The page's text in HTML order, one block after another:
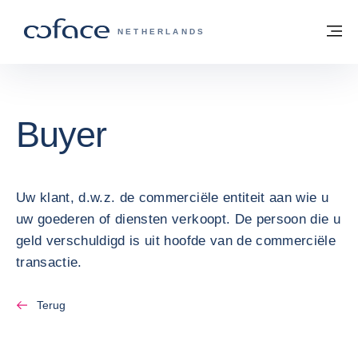
COFACE, FOR TRADE - GROEP
NETHERLANDS
Terug naar startpagina
Buyer
Uw klant, d.w.z. de commerciële entiteit aan wie u
uw goederen of diensten verkoopt. De persoon die u
geld verschuldigd is uit hoofde van de commerciële
transactie.
Terug